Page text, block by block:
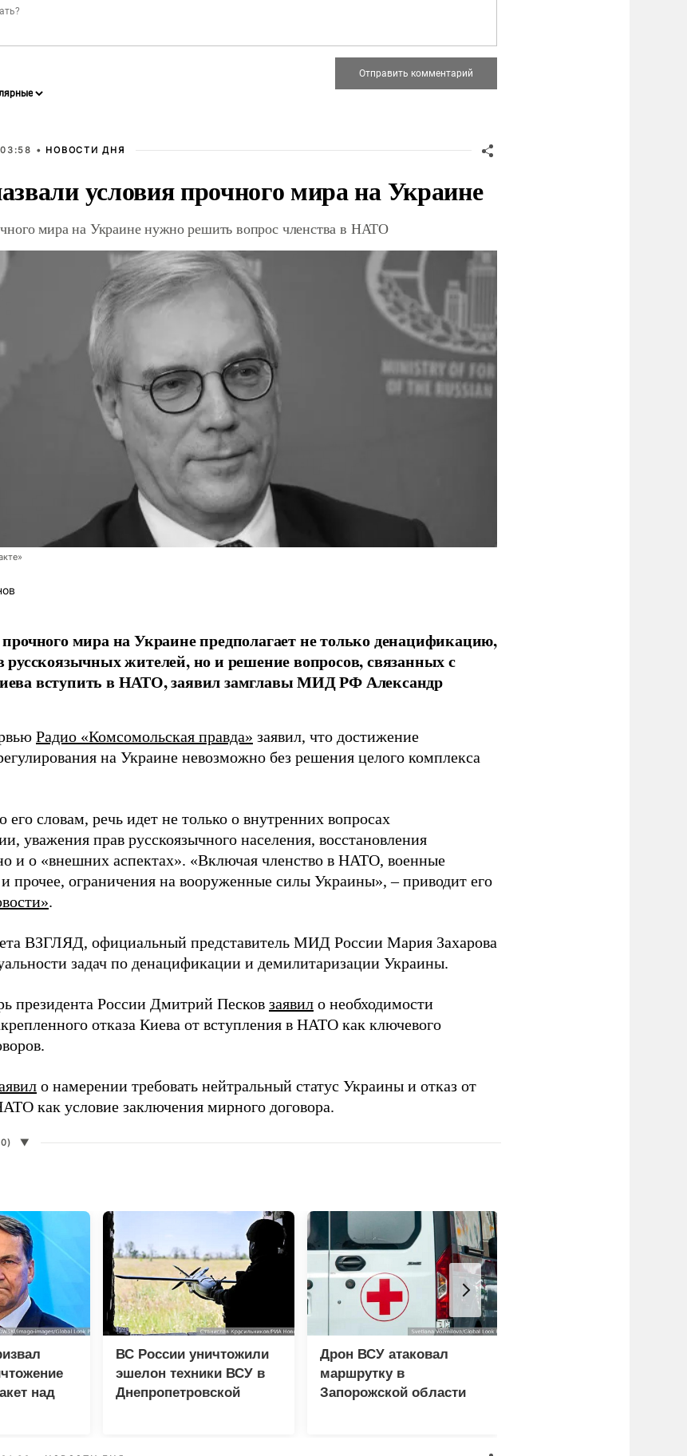
• НОВОСТИ ДНЯ
условия прочного мира на Украине
мира на Украине нужно решить вопрос членства в НАТО
мира на Украине предполагает не только денацификацию,
русскоязычных жителей, но и решение вопросов, связанных с
вступить в НАТО, заявил замглавы МИД РФ Александр
Радио «Комсомольская правда» заявил, что достижение
на Украине невозможно без решения целого комплекса
его словам, речь идет не только о внутренних вопросах
уважения прав русскоязычного населения, восстановления
и о «внешних аспектах». «Включая членство в НАТО, военные
прочее, ограничения на вооруженные силы Украины», – приводит его
.
ВЗГЛЯД, официальный представитель МИД России Мария Захарова
задач по денацификации и демилитаризации Украины.
президента России Дмитрий Песков заявил о необходимости
отказа Киева от вступления в НАТО как ключевого
о намерении требовать нейтральный статус Украины и отказ от
как условие заключения мирного договора.
▼
над
ВС России уничтожили
эшелон техники ВСУ в
Днепропетровской
Дрон ВСУ атаковал
маршрутку в
Запорожской области